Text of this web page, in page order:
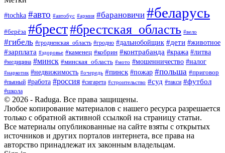
#tochka #авто #автобус #армия #барановичи #беларусь
#берёза #брест#брестская_область #вело
#гибель #гродненская_область #гродно #дальнобойщик #дети #животное
#зарплата #здоровье #каменец #кобрин #контрабанда #кража #литва
#медицина #минск #минская_область #мото #мошенничество #налог
#наркотик #недвижимость #очередь #пинск #пожар #польша #приговор
#пьяный #работа #россия #сигарета #строительство #суд #такси #футбол
#школа
© 2026 - Raduga. Все права защищены.
Любое копирование материалов с нашего ресурса разрешается
только с обратной активной ссылкой на страницу статьи.
Все материалы опубликованные на сайте взяты с открытых
источников и других порталов интернета, все права на
авторство принадлежат их законным владельцам.